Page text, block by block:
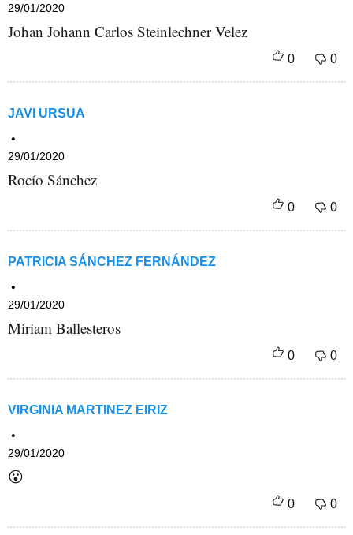
29/01/2020
Johan Johann Carlos Steinlechner Velez
JAVI URSUA
29/01/2020
Rocío Sánchez
PATRICIA SÁNCHEZ FERNÁNDEZ
29/01/2020
Miriam Ballesteros
VIRGINIA MARTINEZ EIRIZ
29/01/2020
😮